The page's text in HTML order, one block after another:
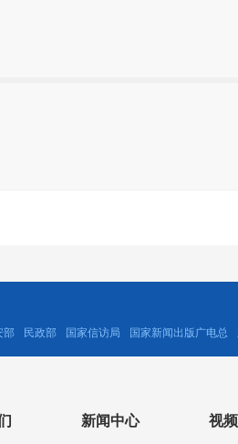
部 民政部 国家信访局 国家新闻出版广电总
新闻中心 视